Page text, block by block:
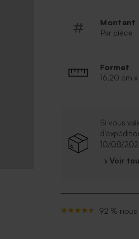
Montant
Par pièce
Format
16,20 cm x
Si vous
10/08/
› Voir
92 % nous